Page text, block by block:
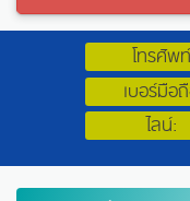
โทรศัพท์
เบอร์มือ
ไลน์: